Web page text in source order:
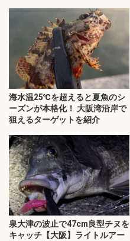
海水温25℃を超えると夏魚のシ
ーズンが本格化！ 大阪湾沿岸で
狙えるターゲットを紹介
泉大津の波止で47cm良型チヌを
キャッチ【大阪】ライトルアー